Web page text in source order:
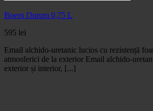
Boero Durum 0,75 L
595 lei
Email alchido-uretanic lucios cu rezistență
atmosferici de la exterior Email alchido-
exterior și interior, [...]